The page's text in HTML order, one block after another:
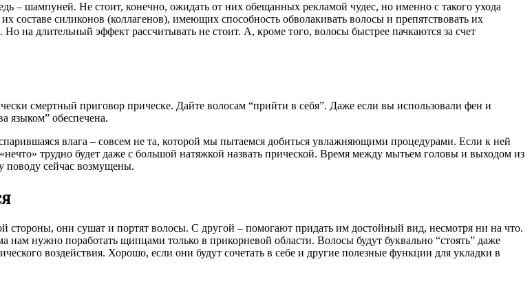
– шампуней. Не стоит, конечно, ожидать от них обещанных рекламой чудес, но именно с такого ухода
составе силиконов (коллагенов), имеющих способность обволакивать волосы и препятствовать их
на длительный эффект рассчитывать не стоит. А, кроме того, волосы быстрее пачкаются за счет
смертный приговор прическе. Дайте волосам “прийти в себя”. Даже если вы использовали фен и
языком” обеспечена.
влага – совсем не та, которой мы пытаемся добиться увлажняющими процедурами. Если к ней
трудно будет даже с большой натяжкой назвать прической. Время между мытьем головы и выходом из
поводу сейчас возмущены.
они сушат и портят волосы. С другой – помогают придать им достойный вид, несмотря ни на что.
нужно поработать щипцами только в прикорневой области. Волосы будут буквально “стоять” даже
воздействия. Хорошо, если они будут сочетать в себе и другие полезные функции для укладки в